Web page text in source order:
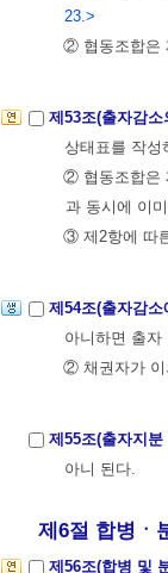
23.>
② 협동조합은
제53조(출자감
상태표를 작
② 협동조합은
과 동시에 이
③ 제2항에 따
제54조(출자감
아니하면 출
② 채권자가 이
제55조(출자지
아니 된다.
제6절 합병ㆍ분
제56조(합병 및